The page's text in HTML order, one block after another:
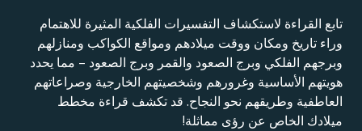
تابع القراءة لاستكشاف التفسيرات الفلكية المثيرة للاهتمام
وراء تاريخ ومكان ووقت ميلادهم ومواقع الكواكب ومنازلهم
وبرجهم الفلكي وبرج الصعود والقمر وبرج الصعود – مما يحدد
هويتهم الأساسية وغرورهم وشخصيتهم الخارجية وصراعاتهم
العاطفية وطريقهم نحو النجاح. قد تكشف قراءة مخطط
ميلادك الخاص عن رؤى مماثلة!